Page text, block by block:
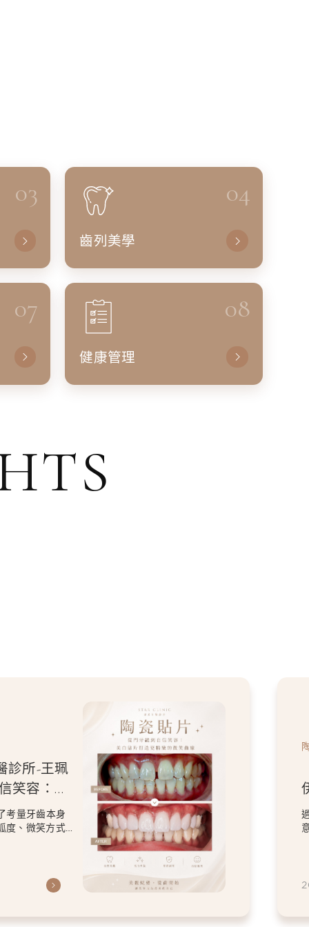
03 04
齒列美學
07 08
健康管理
診所-王珮
笑容：美
笑曲線
考量牙齒本身
度、微笑方式